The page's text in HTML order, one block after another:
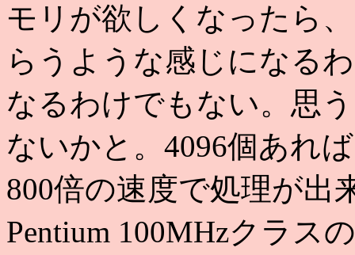
モリが欲しくなったら
らうような感じになる
なるわけでもない。思
ないかと。4096個あれ
800倍の速度で処理が出
Pentium 100MHzクラス